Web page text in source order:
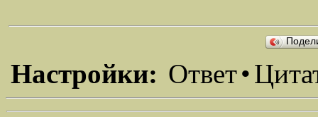
Настройки: Ответ•